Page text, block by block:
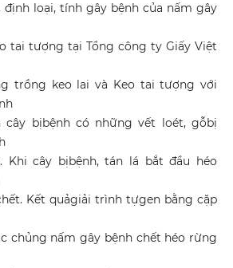
loại, tính gây bệnh của nấm gây
tai tượng tại Tổng công ty Giấy Việt
trồng keo lai và Keo tai tượng với
cây bịbệnh có những vết loét, gỗbị
Khi cây bịbệnh, tán lá bắt đầu héo
Kết quảgiải trình tựgen bằng cặp
chủng nấm gây bệnh chết héo rừng